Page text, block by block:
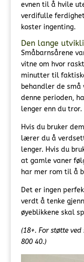
evnen til å hvile
verdifulle
koster ingenting.
Den lange
Småbarnsårene
vitne om hvor
minutter til
behandler de
denne perioden,
lenger enn du tror.
Hvis du bruker
lærer du å
lenger. Hvis du
at gamle vaner
har mer rom til å
Det er ingen
verdt å tenke
øyeblikkene skal
(18+. For støtte
800 40.)